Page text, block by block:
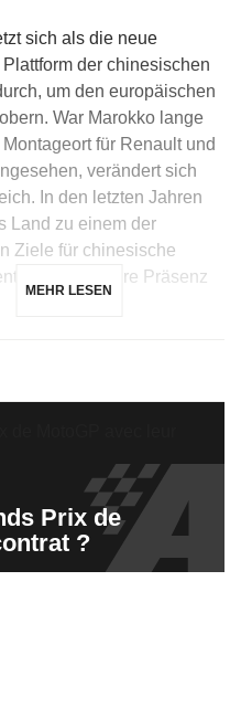
sich als die neue
der chinesischen
um den europäischen
War Marokko lange
für Renault und
verändert sich
In den letzten Jahren
Land zu einem der
Ziele für chinesische
die ihre Präsenz
MEHR LESEN
Prix de
?